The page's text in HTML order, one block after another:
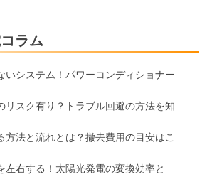
ラム
いシステム！パワーコンディショナー
リスク有り？トラブル回避の方法を知
方法と流れとは？撤去費用の目安はこ
左右する！太陽光発電の変換効率と